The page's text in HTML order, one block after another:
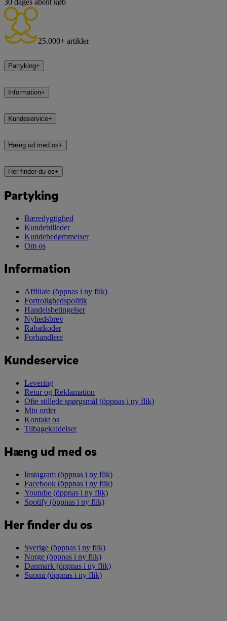
30 dages åbent køb
25.000+ artikler
Partyking+
Information+
Kundeservice+
Hæng ud med os+
Her finder du os+
Partyking
Bæredygtighed
Kundebilleder
Kundebedømmelser
Om os
Information
Affiliate (öppnas i ny flik)
Fortrolighedspolitik
Handelsbetingelser
Nyhedsbrev
Rabatkoder
Forhandlere
Kundeservice
Levering
Retur og Reklamation
Ofte stillede spørgsmål (öppnas i ny flik)
Min order
Kontakt os
Tilbagekaldelser
Hæng ud med os
Instagram (öppnas i ny flik)
Facebook (öppnas i ny flik)
Youtube (öppnas i ny flik)
Spotify (öppnas i ny flik)
Her finder du os
Sverige (öppnas i ny flik)
Norge (öppnas i ny flik)
Danmark (öppnas i ny flik)
Suomi (öppnas i ny flik)